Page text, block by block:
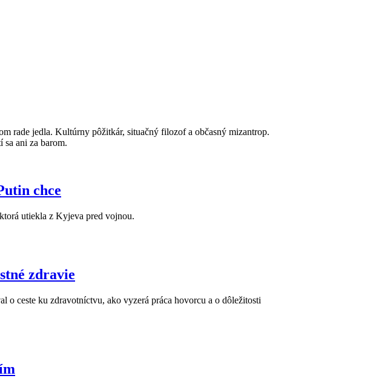
rade jedla. Kultúrny pôžitkár, situačný filozof a občasný mizantrop.
ani za barom.
chce
utiekla z Kyjeva pred vojnou.
zdravie
ceste ku zdravotníctvu, ako vyzerá práca hovorcu a o dôležitosti